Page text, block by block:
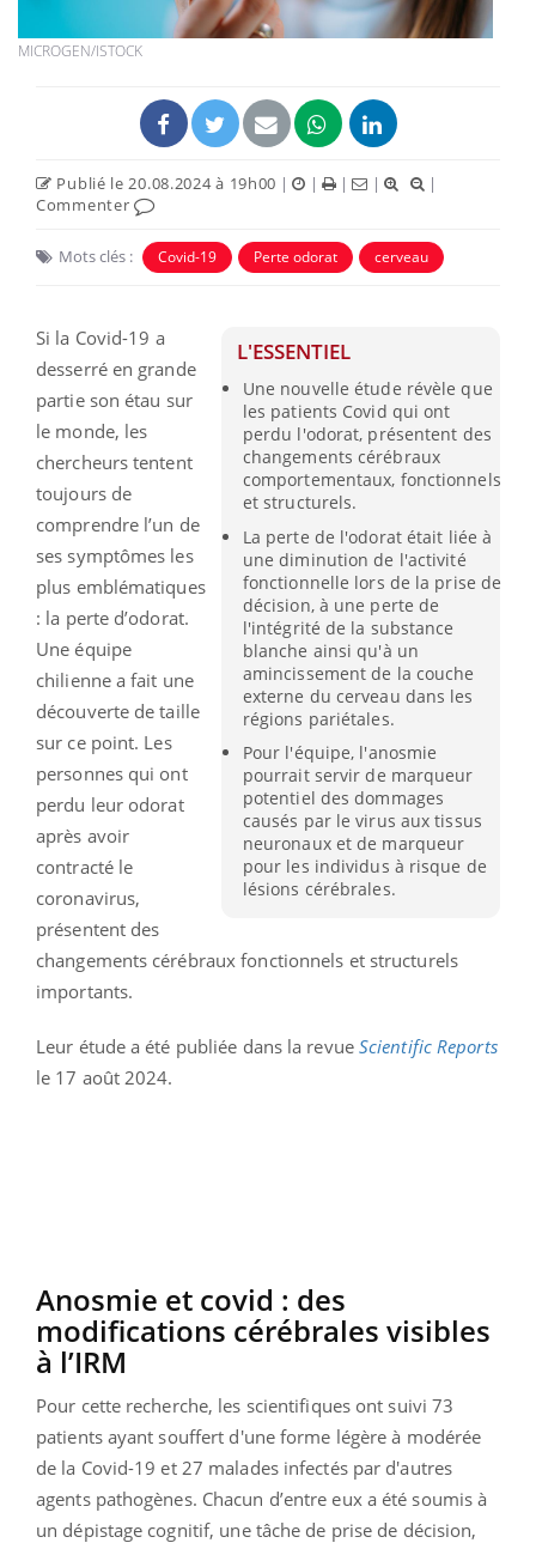
MICROGEN/ISTOCK
Publié le 20.08.2024 à 19h00 | | | |
|
Commenter
Mots clés : Covid-19 Perte odorat cerveau
L'ESSENTIEL
Une nouvelle étude révèle que
les patients Covid qui ont
perdu l'odorat, présentent des
changements cérébraux
comportementaux, fonctionnels
et structurels.
La perte de l'odorat était liée à
une diminution de l'activité
fonctionnelle lors de la prise de
décision, à une perte de
l'intégrité de la substance
blanche ainsi qu'à un
amincissement de la couche
externe du cerveau dans les
régions pariétales.
Pour l'équipe, l'anosmie
pourrait servir de marqueur
potentiel des dommages
causés par le virus aux tissus
neuronaux et de marqueur
pour les individus à risque de
lésions cérébrales.
Si la Covid-19 a
desserré en grande
partie son étau sur
le monde, les
chercheurs tentent
toujours de
comprendre l’un de
ses symptômes les
plus emblématiques
: la perte d’odorat.
Une équipe
chilienne a fait une
découverte de taille
sur ce point. Les
personnes qui ont
perdu leur odorat
après avoir
contracté le
coronavirus,
présentent des
changements cérébraux fonctionnels et structurels
importants.
Leur étude a été publiée dans la revue Scientific Reports
le 17 août 2024.
Anosmie et covid : des
modifications cérébrales visibles
à l’IRM
Pour cette recherche, les scientifiques ont suivi 73
patients ayant souffert d'une forme légère à modérée
de la Covid-19 et 27 malades infectés par d'autres
agents pathogènes. Chacun d’entre eux a été soumis à
un dépistage cognitif, une tâche de prise de décision,